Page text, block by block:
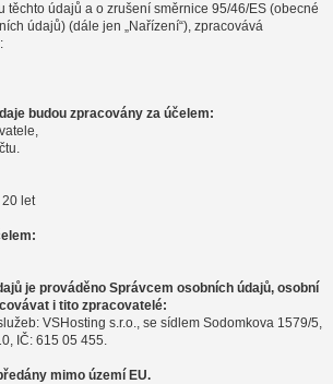
těchto údajů a o zrušení směrnice 95/46/ES (obecné
údajů) (dále jen „Nařízení“), zpracovává
budou zpracovány za účelem:
let
je prováděno Správcem osobních údajů, osobní
i tito zpracovatelé:
VSHosting s.r.o., se sídlem Sodomkova 1579/5,
IČ: 615 05 455.
mimo území EU.